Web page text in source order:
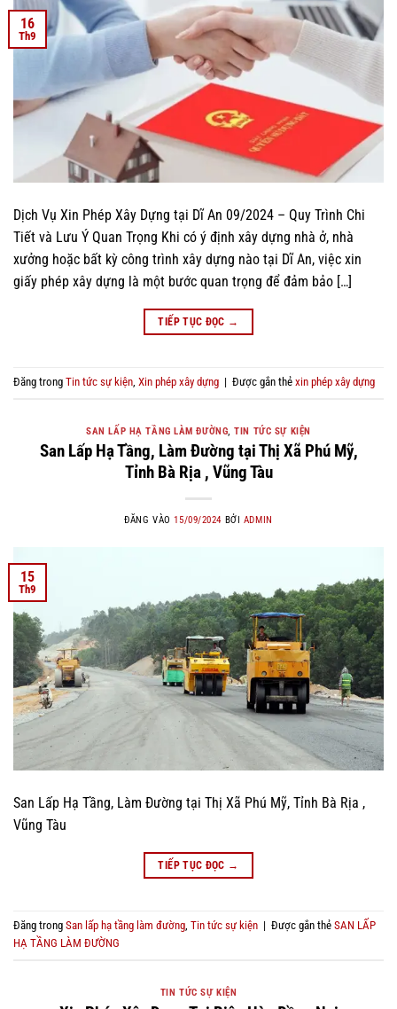
16
Th9
Dịch Vụ Xin Phép Xây Dựng tại Dĩ An 09/2024 – Quy Trình Chi
Tiết và Lưu Ý Quan Trọng Khi có ý định xây dựng nhà ở, nhà
xưởng hoặc bất kỳ công trình xây dựng nào tại Dĩ An, việc xin
giấy phép xây dựng là một bước quan trọng để đảm bảo […]
TIẾP TỤC ĐỌC →
Đăng trong Tin tức sự kiện, Xin phép xây dựng | Được gắn thẻ xin phép xây dựng
SAN LẤP HẠ TẦNG LÀM ĐƯỜNG,TIN TỨC SỰ KIỆN
San Lấp Hạ Tầng, Làm Đường tại Thị Xã Phú Mỹ,
Tỉnh Bà Rịa , Vũng Tàu
ĐĂNG VÀO15/09/2024 BỞI ADMIN
15
Th9
San Lấp Hạ Tầng, Làm Đường tại Thị Xã Phú Mỹ, Tỉnh Bà Rịa ,
Vũng Tàu
TIẾP TỤC ĐỌC →
Đăng trong San lấp hạ tầng làm đường, Tin tức sự kiện | Được gắn thẻ SAN LẤP
HẠ TẦNG LÀM ĐƯỜNG
TIN TỨC SỰ KIỆN